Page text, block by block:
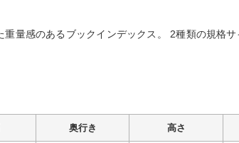
量感のあるブックインデックス。 2種類の規格
奥行き 高さ